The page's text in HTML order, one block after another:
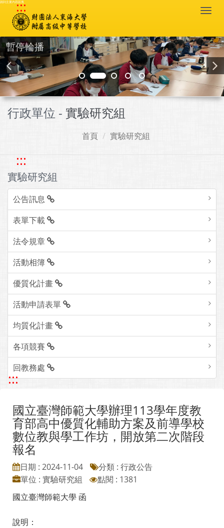
跳到主要內容區塊
:::
暫停輪播
行政單位 - 實驗研究組
首頁 實驗研究組
:::
實驗研究組
公告訊息
表單下載
法令規章
活動相簿
優質化計畫
活動申請表單
均質化計畫
各項競賽
回教務處
:::
國立臺灣師範大學辦理113學年度教
育部高中優質化輔助方案及前導學校
數位教與學工作坊，開放第二次階段
報名
日期 : 2024-11-04
分類 : 行政公告
單位 : 實驗研究組
點閱 : 1381
國立臺灣師範大學 函
說明：